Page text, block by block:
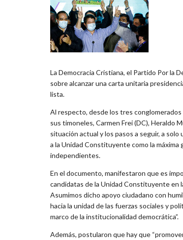
La Democracia Cristiana, el Partido Por la
sobre alcanzar una carta unitaria
lista.
Al respecto, desde los tres
sus timoneles, Carmen Frei (DC), Heraldo
situación actual y los pasos a seguir, a
a la Unidad Constituyente como la
independientes.
En el documento, manifestaron que es
candidatas de la Unidad Constituyente en
Asumimos dicho apoyo ciudadano con
hacia la unidad de las fuerzas sociales y
marco de la institucionalidad democrática”.
Además, postularon que hay que